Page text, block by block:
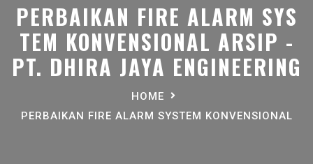
PERBAIKAN FIRE ALARM SYS
TEM KONVENSIONAL ARSIP -
PT. DHIRA JAYA ENGINEERING
HOME
PERBAIKAN FIRE ALARM SYSTEM KONVENSIONAL